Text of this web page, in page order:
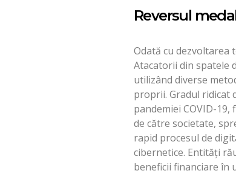
Reversul
Odată cu dezvoltarea
Atacatorii din spatele
utilizând diverse
proprii. Gradul ridicat
pandemiei COVID-
de către societate,
rapid procesul de
cibernetice. Entități
beneficii financiare în